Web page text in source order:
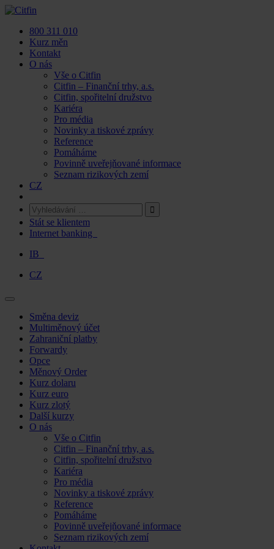
Skip
content800 311 010
Kurz měn
Kontakt
O nás
Vše o Citfin
Citfin – Finanční trhy, a.s.
Citfin, spořitelní družstvo
Kariéra
Pro média
Novinky a tiskové zprávy
Reference
Pomáháme
Povinně uveřejňované informace
Seznam rizikových zemí
CZ
Stát se klientem
Internet banking
IB
CZ
Skip
content
Směna deviz
Multiměnový účet
Zahraniční platby
Forwardy
Opce
Měnový Order
Kurz dolaru
Kurz euro
Kurz zlotý
Další kurzy
O nás
Vše o Citfin
Citfin – Finanční trhy, a.s.
Citfin, spořitelní družstvo
Kariéra
Pro média
Novinky a tiskové zprávy
Reference
Pomáháme
Povinně uveřejňované informace
Seznam rizikových zemí